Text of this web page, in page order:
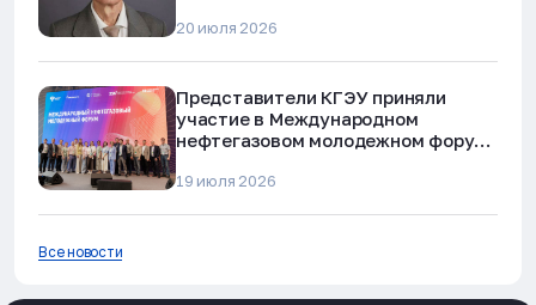
20 июля 2026
Представители КГЭУ приняли
участие в Международном
нефтегазовом молодежном форуме
19 июля 2026
Все новости